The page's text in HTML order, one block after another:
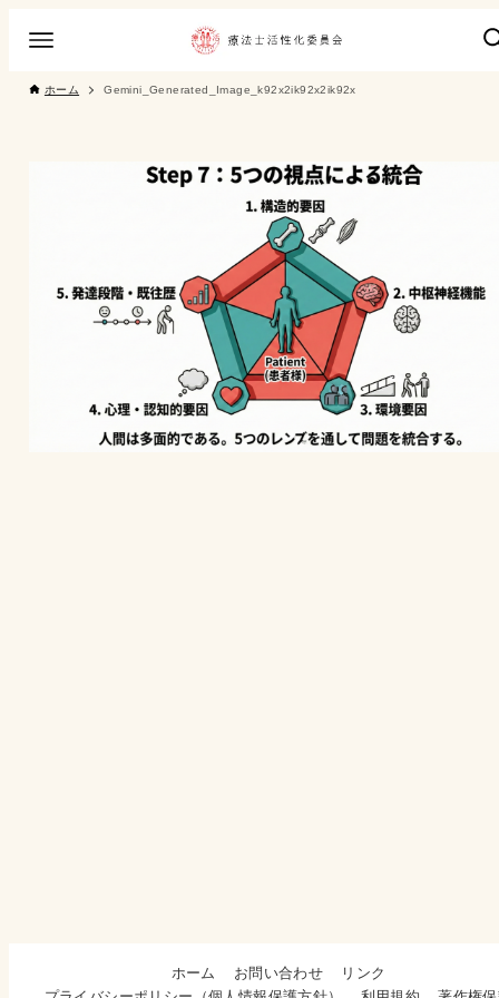
ホーム Gemini_Generated_Image_k92x2ik92x2ik92x
ホーム お問い合わせ
リンク